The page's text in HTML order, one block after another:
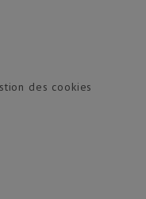
des cookies